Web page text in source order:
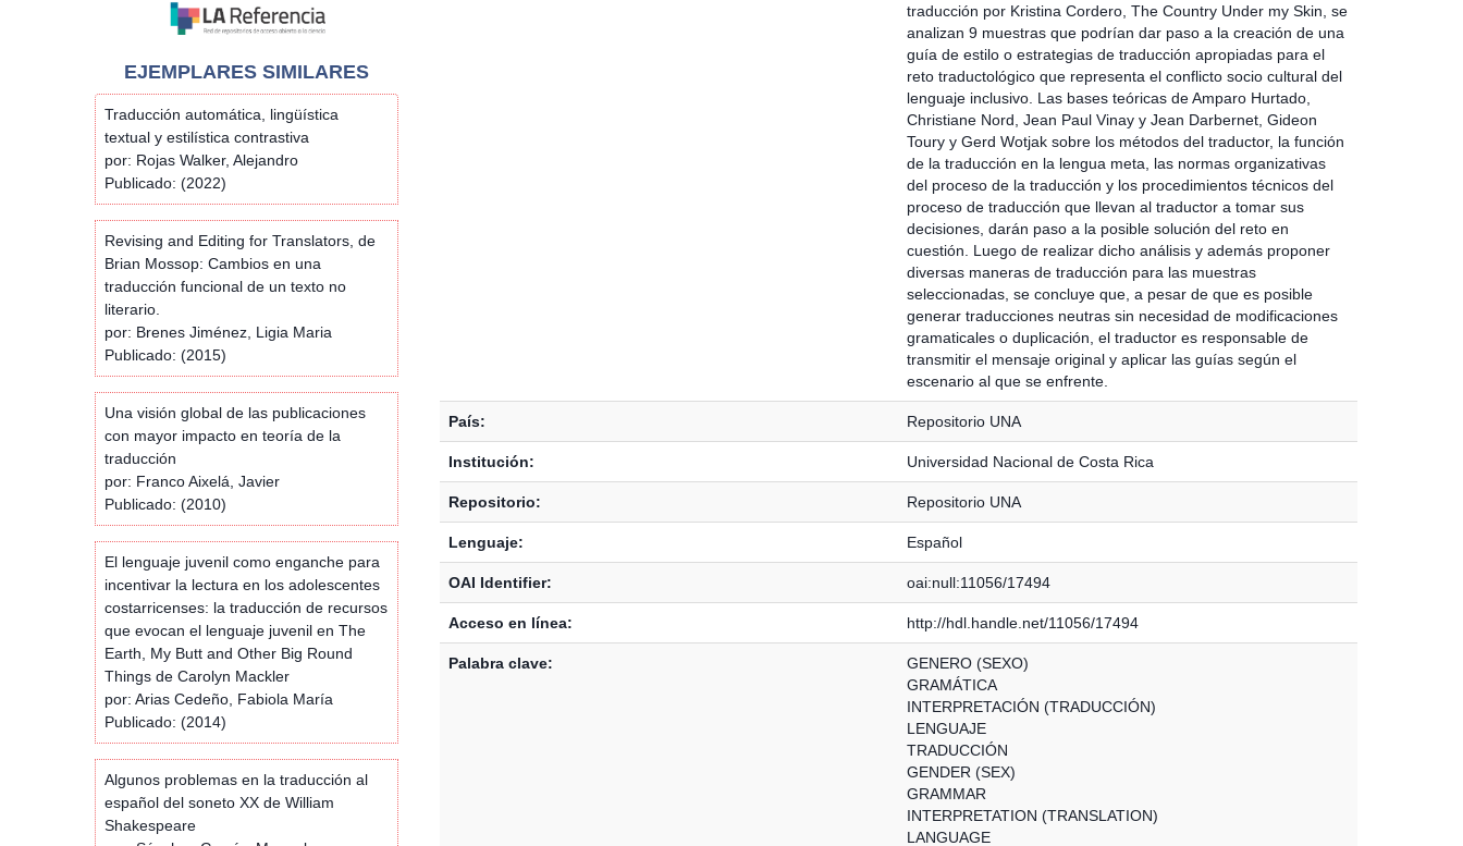
traducción por Kristina Cordero, The Country Under my Skin, se
analizan 9 muestras que podrían dar paso a la creación de una
guía de estilo o estrategias de traducción apropiadas para el
reto traductológico que representa el conflicto socio cultural del
lenguaje inclusivo. Las bases teóricas de Amparo Hurtado,
Christiane Nord, Jean Paul Vinay y Jean Darbernet, Gideon
Toury y Gerd Wotjak sobre los métodos del traductor, la función
de la traducción en la lengua meta, las normas organizativas
del proceso de la traducción y los procedimientos técnicos del
proceso de traducción que llevan al traductor a tomar sus
decisiones, darán paso a la posible solución del reto en
cuestión. Luego de realizar dicho análisis y además proponer
diversas maneras de traducción para las muestras
seleccionadas, se concluye que, a pesar de que es posible
generar traducciones neutras sin necesidad de modificaciones
gramaticales o duplicación, el traductor es responsable de
transmitir el mensaje original y aplicar las guías según el
escenario al que se enfrente.
País: Repositorio UNA
Institución: Universidad Nacional de Costa Rica
Repositorio: Repositorio UNA
Lenguaje: Español
OAI Identifier: oai:null:11056/17494
Acceso en línea: http://hdl.handle.net/11056/17494
Palabra clave:
GENERO (SEXO)
GRAMÁTICA
INTERPRETACIÓN (TRADUCCIÓN)
LENGUAJE
TRADUCCIÓN
GENDER (SEX)
GRAMMAR
INTERPRETATION (TRANSLATION)
LANGUAGE
EJEMPLARES SIMILARES
Traducción automática, lingüística
textual y estilística contrastiva
por: Rojas Walker, Alejandro
Publicado: (2022)
Revising and Editing for Translators, de
Brian Mossop: Cambios en una
traducción funcional de un texto no
literario.
por: Brenes Jiménez, Ligia Maria
Publicado: (2015)
Una visión global de las publicaciones
con mayor impacto en teoría de la
traducción
por: Franco Aixelá, Javier
Publicado: (2010)
El lenguaje juvenil como enganche para
incentivar la lectura en los adolescentes
costarricenses: la traducción de recursos
que evocan el lenguaje juvenil en The
Earth, My Butt and Other Big Round
Things de Carolyn Mackler
por: Arias Cedeño, Fabiola María
Publicado: (2014)
Algunos problemas en la traducción al
español del soneto XX de William
Shakespeare